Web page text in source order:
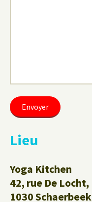
Lieu
Yoga Kitchen
42, rue De Locht,
1030 Schaerbeek